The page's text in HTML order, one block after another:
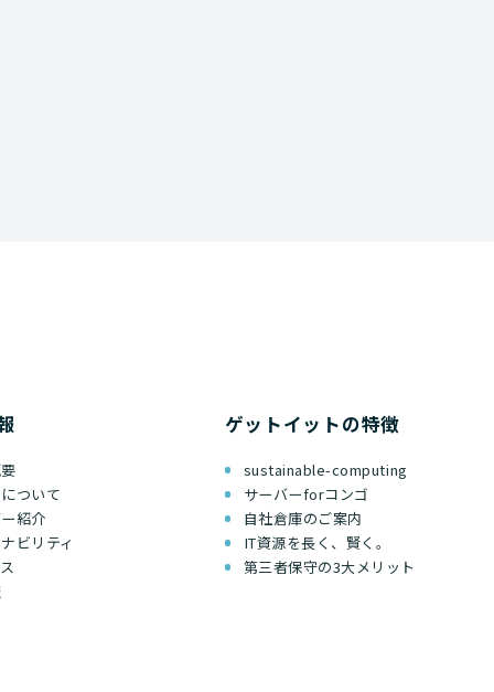
ついて
紹介
ビリティ
ゲットイットの特徴
sustainable-computing
サーバーforコンゴ
自社倉庫のご案内
IT資源を長く、賢く。
第三者保守の3大メリット